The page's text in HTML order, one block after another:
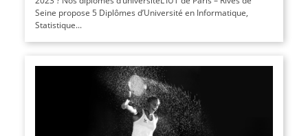
Seine propose 5 Diplômes d’Université en Informatique,
Statistique...